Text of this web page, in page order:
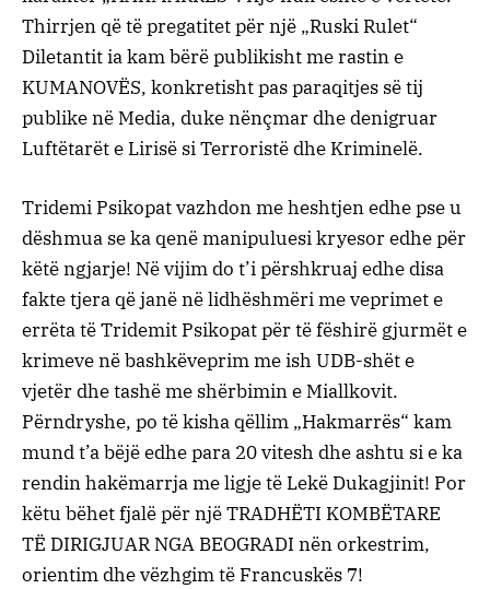
Thirrjen që të pregatitet për një „Ruski Rulet“
Diletantit ia kam bërë publikisht me rastin e
KUMANOVËS, konkretisht pas paraqitjes së tij
publike në Media, duke nënçmar dhe denigruar
Luftëtarët e Lirisë si Terroristë dhe Kriminelë.
Tridemi Psikopat vazhdon me heshtjen edhe pse u
dëshmua se ka qenë manipuluesi kryesor edhe për
këtë ngjarje! Në vijim do t’i përshkruaj edhe disa
fakte tjera që janë në lidhëshmëri me veprimet e
errëta të Tridemit Psikopat për të fëshirë gjurmët e
krimeve në bashkëveprim me ish UDB-shët e
vjetër dhe tashë me shërbimin e Miallkovit.
Përndryshe, po të kisha qëllim „Hakmarrës“ kam
mund t’a bëjë edhe para 20 vitesh dhe ashtu si e ka
rendin hakëmarrja me ligje të Lekë Dukagjinit! Por
këtu bëhet fjalë për një TRADHËTI KOMBËTARE
TË DIRIGJUAR NGA BEOGRADI nën orkestrim,
orientim dhe vëzhgim të Francuskës 7!